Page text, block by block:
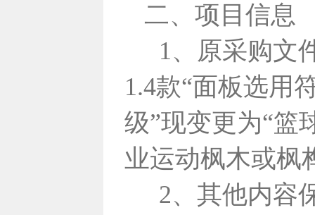
二、项目信息
1、原采购文
1.4款“面板选用
级”现变更为“篮
业运动枫木或枫
2、其他内容